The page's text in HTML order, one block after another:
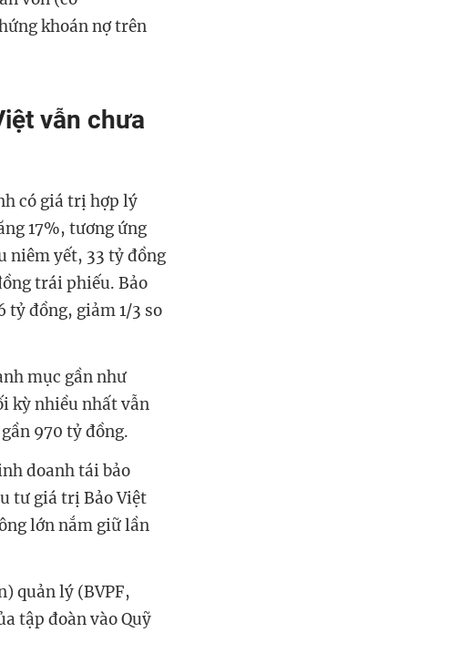
khoán nợ trên
vẫn chưa
có giá trị hợp lý
17%, tương ứng
niêm yết, 33 tỷ đồng
trái phiếu. Bảo
tỷ đồng, giảm 1/3 so
mục gần như
kỳ nhiều nhất vẫn
970 tỷ đồng.
doanh tái bảo
tư giá trị Bảo Việt
lớn nắm giữ lần
quản lý (BVPF,
tập đoàn vào Quỹ